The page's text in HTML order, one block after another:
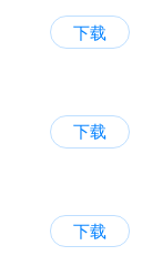
下载
下载
下载